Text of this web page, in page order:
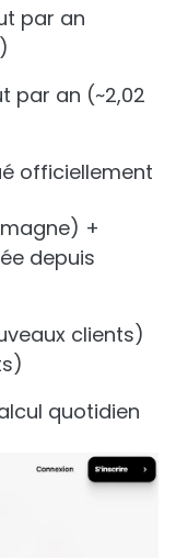
par an
par an (~2,02
officiellement
+
depuis
clients)
quotidien